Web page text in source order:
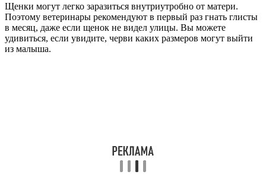
Щенки могут легко заразиться внутриутробно от матери.
Поэтому ветеринары рекомендуют в первый раз гнать глисты
в месяц, даже если щенок не видел улицы. Вы можете
удивиться, если увидите, черви каких размеров могут выйти
из малыша.